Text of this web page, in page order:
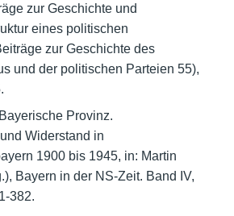
zur Geschichte und
eines politischen
zur Geschichte des
und der politischen Parteien 55),
Provinz.
Widerstand in
1900 bis 1945, in: Martin
Bayern in der NS-Zeit. Band IV,
382.